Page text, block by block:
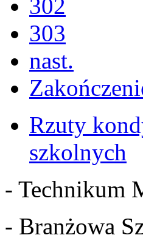
302
303
nast.
Rzuty
szkolnych
- Technikum
- Branżowa